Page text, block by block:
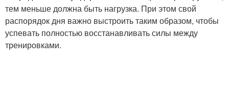
тем меньше должна быть нагрузка. При этом свой
распорядок дня важно выстроить таким образом, чтобы
успевать полностью восстанавливать силы между
тренировками.